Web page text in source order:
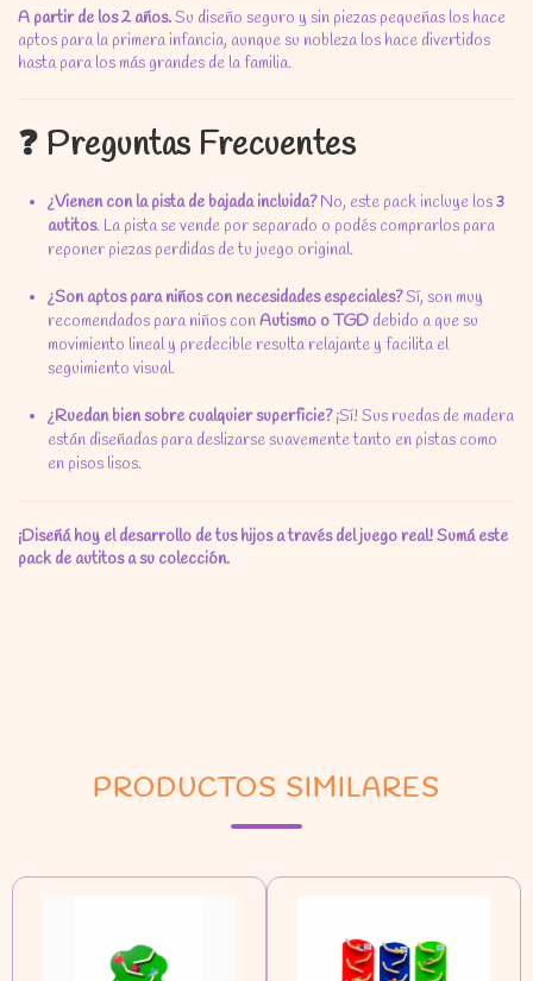
A partir de los 2 años.Su diseño seguro y sin piezas pequeñas los hace
aptos para la primera infancia, aunque su nobleza los hace divertidos
hasta para los más grandes de la familia.
❓ Preguntas Frecuentes
¿Vienen con la pista de bajada incluida?No, este pack incluye los3
autitos. La pista se vende por separado o podés comprarlos para
reponer piezas perdidas de tu juego original.
¿Son aptos para niños con necesidades especiales?Sí, son muy
recomendados para niños conAutismo o TGD debido a que su
movimiento lineal y predecible resulta relajante y facilita el
seguimiento visual.
¿Ruedan bien sobre cualquier superficie?¡Sí! Sus ruedas de madera
están diseñadas para deslizarse suavemente tanto en pistas como
en pisos lisos.
¡Diseñá hoy el desarrollo de tus hijos a través del juego real! Sumá este
pack de autitos a su colección.
PRODUCTOS SIMILARES